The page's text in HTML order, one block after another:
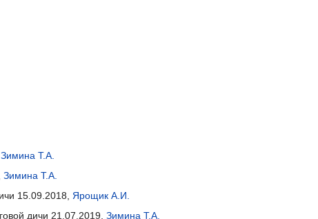
Зимина Т.А.
Зимина Т.А.
15.09.2018, Ярощик А.И.
дичи 21.07.2019, Зимина Т.А.